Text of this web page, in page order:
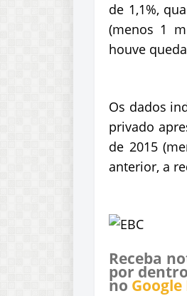
de 1,1%,
(menos 1
houve
Os dados
privado
de 2015
anterior, a
Receba
por
no